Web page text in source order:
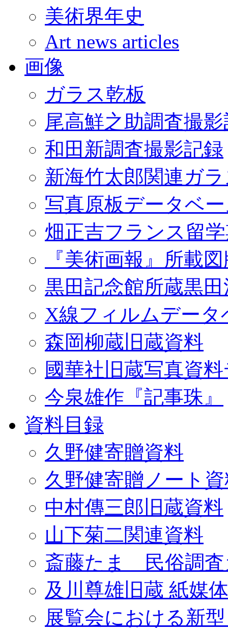
美術界年史
Art news articles
画像
ガラス乾板
尾高鮮之助調査撮
和田新調査撮影記録
新海竹太郎関連ガ
写真原板データベ
畑正吉フランス留
『美術画報』所載
黒田記念館所蔵黒
X線フィルムデータ
森岡柳蔵旧蔵資料
國華社旧蔵写真資
今泉雄作『記事珠』
資料目録
久野健寄贈資料
久野健寄贈ノート
中村傳三郎旧蔵資料
山下菊二関連資料
斎藤たま 民俗調査
及川尊雄旧蔵 紙媒
展覧会における新